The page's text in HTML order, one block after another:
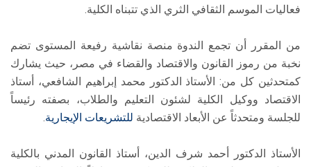
فعاليات الموسم الثقافي الثري الذي تتبناه الكلية.
من المقرر أن تجمع الندوة منصة نقاشية رفيعة المستوى تضم
نخبة من رموز القانون والاقتصاد والقضاء في مصر، حيث يشارك
كمتحدثين كل من: الأستاذ الدكتور محمد إبراهيم الشافعي، أستاذ
الاقتصاد ووكيل الكلية لشئون التعليم والطلاب، بصفته رئيساً
للجلسة ومتحدثاً عن الأبعاد الاقتصادية للتشريعات الإيجارية.
الأستاذ الدكتور أحمد شرف الدين، أستاذ القانون المدني بالكلية